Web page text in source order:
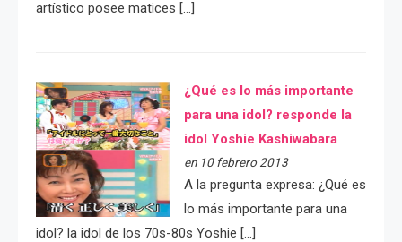
artístico posee matices […]
¿Qué es lo más importante
para una idol? responde la
idol Yoshie Kashiwabara
en 10 febrero 2013
A la pregunta expresa: ¿Qué es
lo más importante para una
idol? la idol de los 70s-80s Yoshie […]